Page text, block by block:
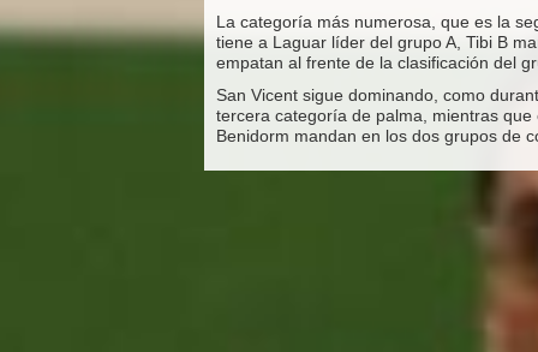
La categoría más numerosa, que es la
tiene a Laguar líder del grupo A, Tibi B
empatan al frente de la clasificación del
San Vicent sigue dominando, como
tercera categoría de palma, mientras
Benidorm mandan en los dos grupos de